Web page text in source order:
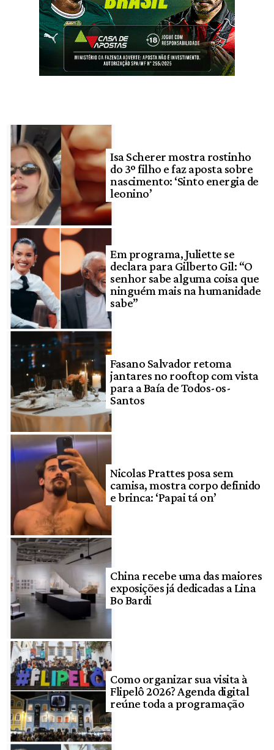
Isa Scherer mostra rostinho
do 3º filho e faz aposta sobre
nascimento: ‘Sinto energia de
leonino’
Em programa, Juliette se
declara para Gilberto Gil: “O
senhor sabe alguma coisa que
ninguém mais na humanidade
sabe”
Fasano Salvador retoma
jantares no rooftop com vista
para a Baía de Todos-os-
Santos
Nicolas Prattes posa sem
camisa, mostra corpo definido
e brinca: ‘Papai tá on’
China recebe uma das maiores
exposições já dedicadas a Lina
Bo Bardi
Como organizar sua visita à
Flipelô 2026? Agenda digital
reúne toda a programação